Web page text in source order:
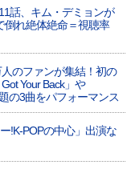
話、キム・デミョンが
れ絶体絶命＝視聴率
人のファンが集結！初の
Your Back」や
の3曲をパフォーマンス
!K-POPの中心」出演な